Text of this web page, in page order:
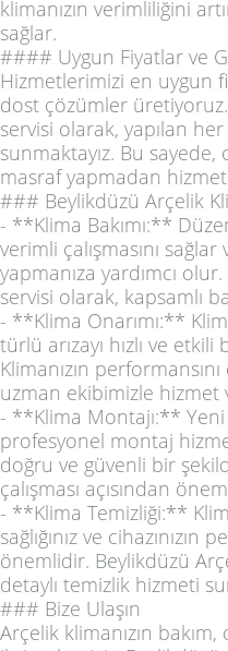
klimanızın verimliliğini
sağlar.
#### Uygun Fiyatlar ve
Hizmetlerimizi en uygun
dost çözümler
servisi olarak, yapılan
sunmaktayız. Bu sayede,
masraf yapmadan
### Beylikdüzü Arçelik
- **Klima Bakımı:**
verimli çalışmasını
yapmanıza yardımcı
servisi olarak, kapsamlı
- **Klima Onarımı:**
türlü arızayı hızlı ve
Klimanızın
uzman ekibimizle hizmet
- **Klima Montajı:** Yeni
profesyonel montaj
doğru ve güvenli bir
çalışması açısından
- **Klima Temizliği:**
sağlığınız ve
önemlidir. Beylikdüzü
detaylı temizlik hizmeti
### Bize Ulaşın
Arçelik klimanızın